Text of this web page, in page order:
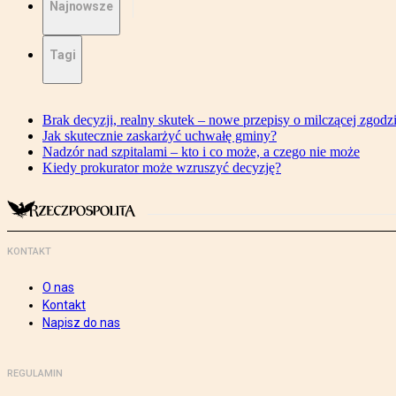
Najnowsze
Tagi
Brak decyzji, realny skutek – nowe przepisy o milczącej
Jak skutecznie zaskarżyć uchwałę gminy?
Nadzór nad szpitalami – kto i co może, a czego nie może
Kiedy prokurator może wzruszyć decyzję?
KONTAKT
O nas
Kontakt
Napisz do nas
REGULAMIN